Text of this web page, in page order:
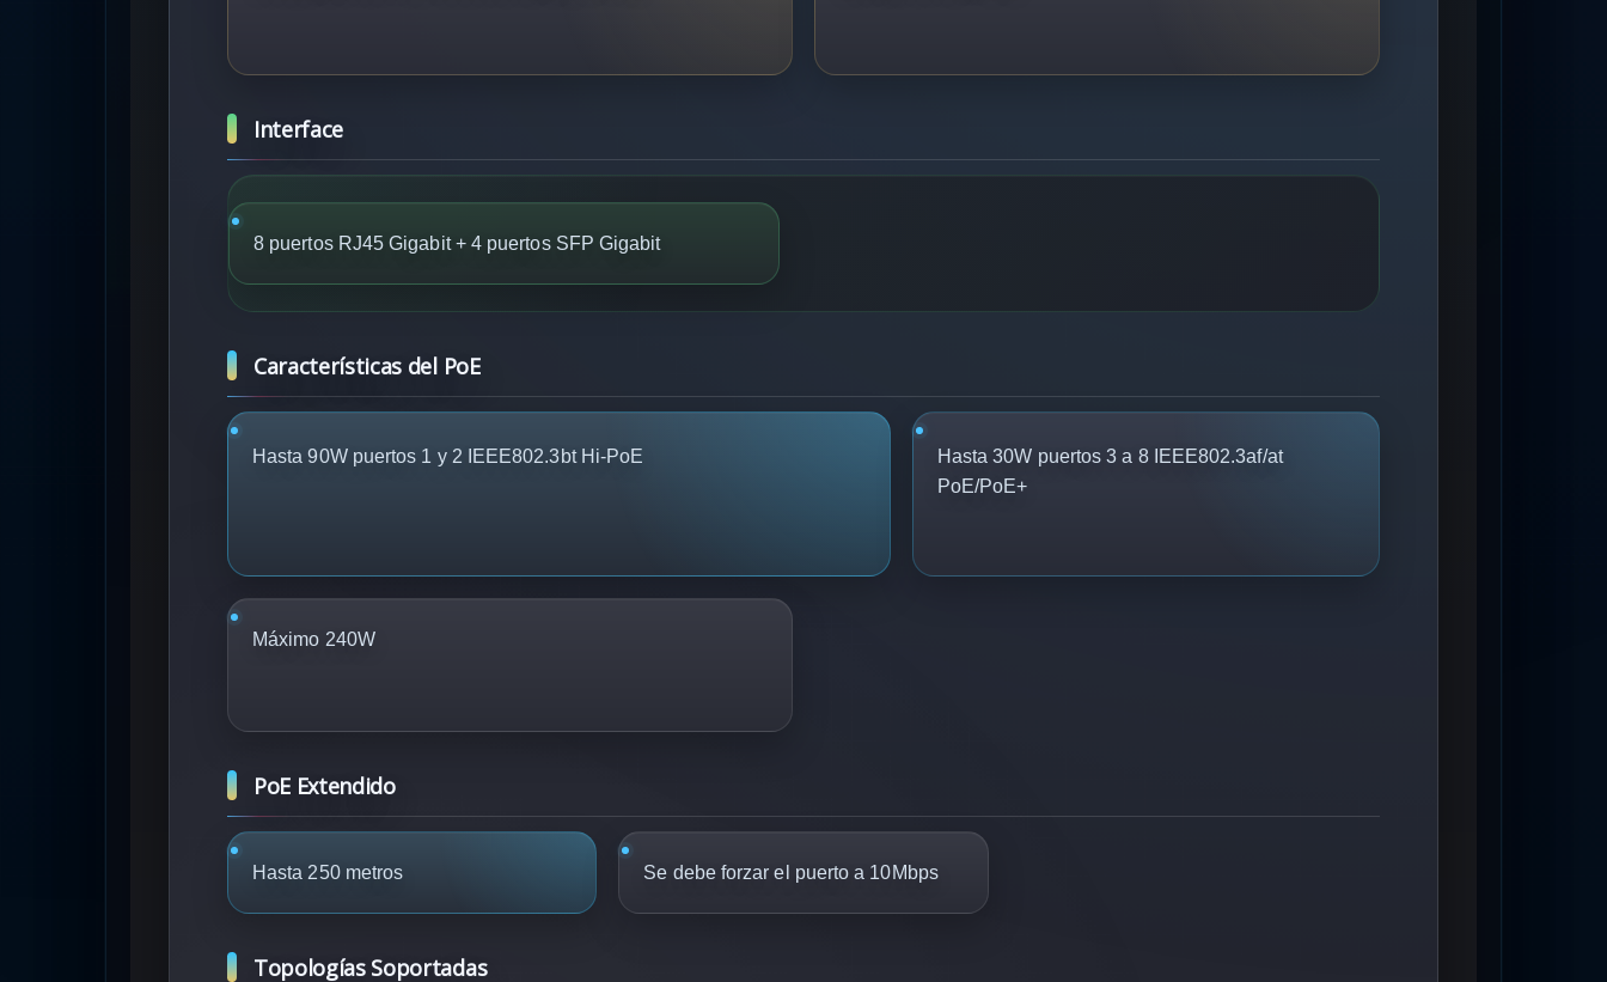
Interface
8 puertos RJ45 Gigabit + 4 puertos SFP Gigabit
Características del PoE
Hasta 90W puertos 1 y 2 IEEE802.3bt Hi-PoE
Hasta 30W puertos 3 a 8 IEEE802.3af/at
PoE/PoE+
Máximo 240W
PoE Extendido
Hasta 250 metros Se debe forzar el puerto a 10Mbps
Topologías Soportadas